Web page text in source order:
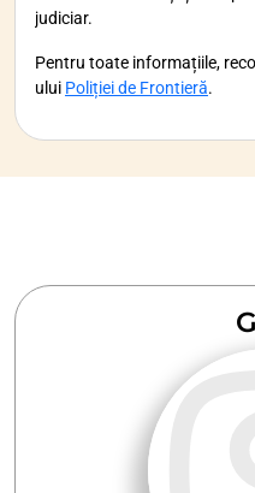
judiciar.
Pentru toate informațiile,
ului Poliției de Frontieră.